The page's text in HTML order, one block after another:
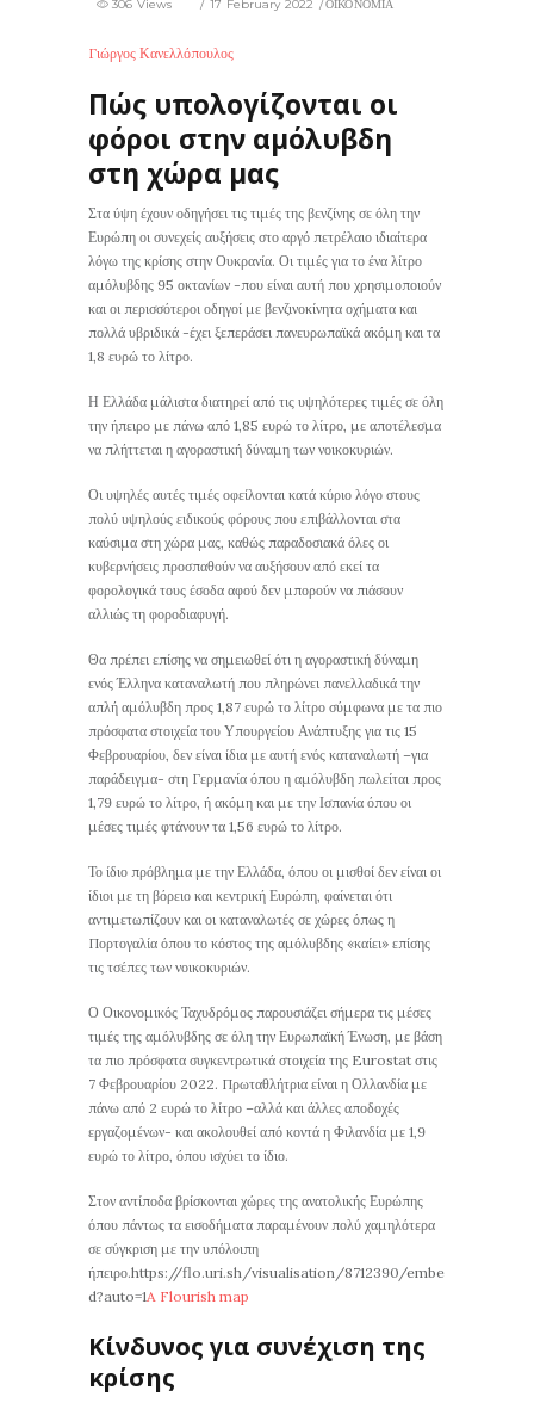
17 February 2022 ΟΙΚΟΝΟΜΙΑ
306 Views
Γιώργος Κανελλόπουλος
Πώς υπολογίζονται οι
φόροι στην αμόλυβδη
στη χώρα μας
Στα ύψη έχουν οδηγήσει τις τιμές της βενζίνης σε όλη την
Ευρώπη οι συνεχείς αυξήσεις στο αργό πετρέλαιο ιδιαίτερα
λόγω της κρίσης στην Ουκρανία. Οι τιμές για το ένα λίτρο
αμόλυβδης 95 οκτανίων -που είναι αυτή που χρησιμοποιούν
και οι περισσότεροι οδηγοί με βενζινοκίνητα οχήματα και
πολλά υβριδικά -έχει ξεπεράσει πανευρωπαϊκά ακόμη και τα
1,8 ευρώ το λίτρο.
Η Ελλάδα μάλιστα διατηρεί από τις υψηλότερες τιμές σε όλη
την ήπειρο με πάνω από 1,85 ευρώ το λίτρο, με αποτέλεσμα
να πλήττεται η αγοραστική δύναμη των νοικοκυριών.
Οι υψηλές αυτές τιμές οφείλονται κατά κύριο λόγο στους
πολύ υψηλούς ειδικούς φόρους που επιβάλλονται στα
καύσιμα στη χώρα μας, καθώς παραδοσιακά όλες οι
κυβερνήσεις προσπαθούν να αυξήσουν από εκεί τα
φορολογικά τους έσοδα αφού δεν μπορούν να πιάσουν
αλλιώς τη φοροδιαφυγή.
Θα πρέπει επίσης να σημειωθεί ότι η αγοραστική δύναμη
ενός Έλληνα καταναλωτή που πληρώνει πανελλαδικά την
απλή αμόλυβδη προς 1,87 ευρώ το λίτρο σύμφωνα με τα πιο
πρόσφατα στοιχεία του Υπουργείου Ανάπτυξης για τις 15
Φεβρουαρίου, δεν είναι ίδια με αυτή ενός καταναλωτή –για
παράδειγμα- στη Γερμανία όπου η αμόλυβδη πωλείται προς
1,79 ευρώ το λίτρο, ή ακόμη και με την Ισπανία όπου οι
μέσες τιμές φτάνουν τα 1,56 ευρώ το λίτρο.
Το ίδιο πρόβλημα με την Ελλάδα, όπου οι μισθοί δεν είναι οι
ίδιοι με τη βόρειο και κεντρική Ευρώπη, φαίνεται ότι
αντιμετωπίζουν και οι καταναλωτές σε χώρες όπως η
Πορτογαλία όπου το κόστος της αμόλυβδης «καίει» επίσης
τις τσέπες των νοικοκυριών.
Ο Οικονομικός Ταχυδρόμος παρουσιάζει σήμερα τις μέσες
τιμές της αμόλυβδης σε όλη την Ευρωπαϊκή Ένωση, με βάση
τα πιο πρόσφατα συγκεντρωτικά στοιχεία της Eurostat στις
7 Φεβρουαρίου 2022. Πρωταθλήτρια είναι η Ολλανδία με
πάνω από 2 ευρώ το λίτρο –αλλά και άλλες αποδοχές
εργαζομένων- και ακολουθεί από κοντά η Φιλανδία με 1,9
ευρώ το λίτρο, όπου ισχύει το ίδιο.
Στον αντίποδα βρίσκονται χώρες της ανατολικής Ευρώπης
όπου πάντως τα εισοδήματα παραμένουν πολύ χαμηλότερα
σε σύγκριση με την υπόλοιπη
ήπειρο.https://flo.uri.sh/visualisation/8712390/embe
d?auto=1A Flourish map
Κίνδυνος για συνέχιση της
κρίσης